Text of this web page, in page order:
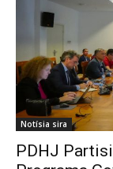
Notísia sira
PDHJ